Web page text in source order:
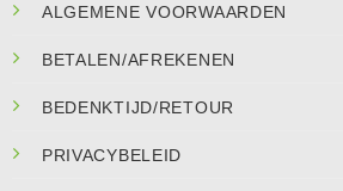
ALGEMENE VOORWAARDEN
BETALEN/AFREKENEN
BEDENKTIJD/RETOUR
PRIVACYBELEID